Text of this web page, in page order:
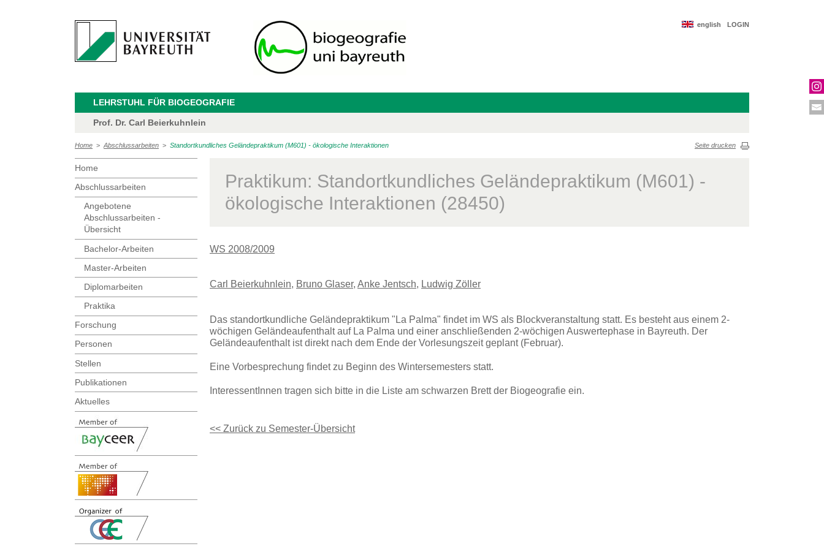
LOGIN
english
LEHRSTUHL FÜR BIOGEOGRAFIE
Prof. Dr. Carl Beierkuhnlein
Home > Abschlussarbeiten > Standortkundliches Geländepraktikum (M601) - ökologische Interaktionen Seite drucken
Home
Abschlussarbeiten
Angebotene
Abschlussarbeiten -
Übersicht
Bachelor-Arbeiten
Master-Arbeiten
Diplomarbeiten
Praktika
Forschung
Personen
Stellen
Publikationen
Aktuelles
Praktikum: Standortkundliches Geländepraktikum (M601) -
ökologische Interaktionen (28450)
WS 2008/2009
Carl Beierkuhnlein, Bruno Glaser, Anke Jentsch, Ludwig Zöller
Das standortkundliche Geländepraktikum "La Palma" findet im WS als Blockveranstaltung statt. Es besteht aus einem 2-
wöchigen Geländeaufenthalt auf La Palma und einer anschließenden 2-wöchigen Auswertephase in Bayreuth. Der
Geländeaufenthalt ist direkt nach dem Ende der Vorlesungszeit geplant (Februar).
Eine Vorbesprechung findet zu Beginn des Wintersemesters statt.
InteressentInnen tragen sich bitte in die Liste am schwarzen Brett der Biogeografie ein.
<< Zurück zu Semester-Übersicht